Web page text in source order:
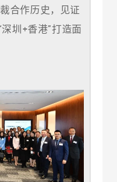
合作历史，见证
圳+香港”打造面